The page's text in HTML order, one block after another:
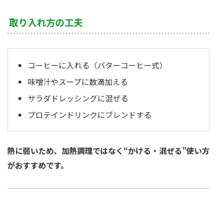
取り入れ方の工夫
コーヒーに入れる（バターコーヒー式）
味噌汁やスープに数滴加える
サラダドレッシングに混ぜる
プロテインドリンクにブレンドする
熱に弱いため、加熱調理ではなく“かける・混ぜる”使い方
がおすすめです。